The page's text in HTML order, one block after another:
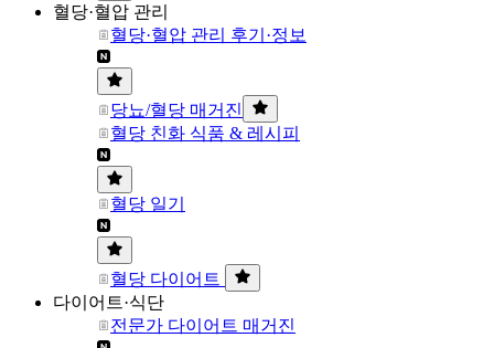
혈당·혈압 관리
혈당·혈압 관리 후기·정보
당뇨/혈당 매거진
혈당 친화 식품 & 레시피
혈당 일기
혈당 다이어트
다이어트·식단
전문가 다이어트 매거진